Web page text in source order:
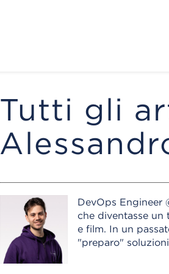
Tutti gli
DevOps Engineer
che diventasse
e film. In un
"preparo"